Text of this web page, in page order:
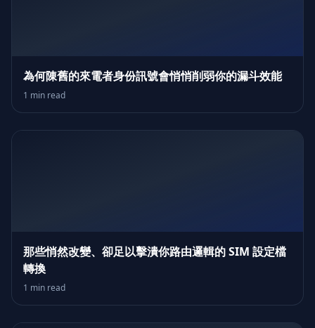
為何陳舊的來電者身份訊號會悄悄削弱你的漏斗效能
1 min read
那些悄然改變、卻足以擊潰你路由邏輯的 SIM 設定檔
轉換
1 min read